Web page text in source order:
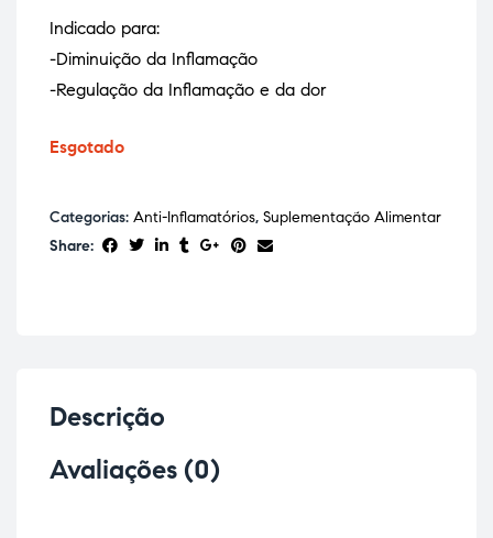
Indicado para:
-Diminuição da Inflamação
-Regulação da Inflamação e da dor
Esgotado
Categorias: Anti-Inflamatórios, Suplementação Alimentar
Share:
Descrição
Avaliações (0)